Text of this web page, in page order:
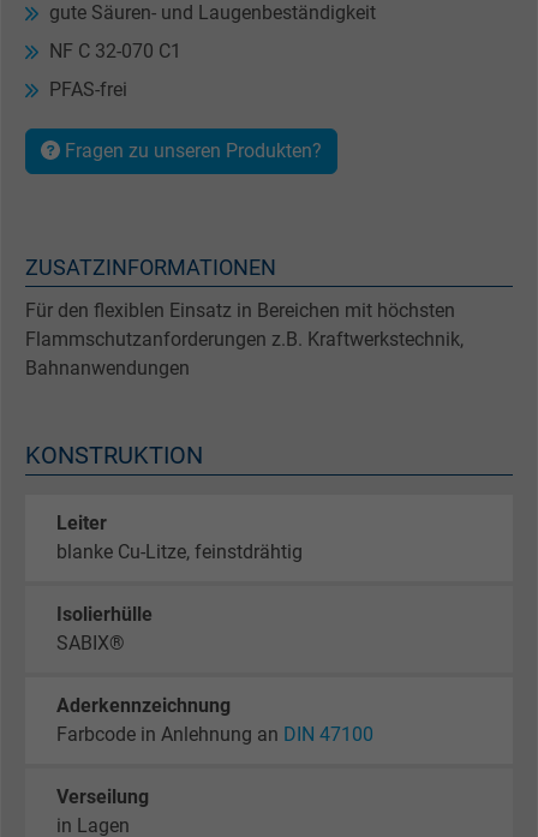
gute Säuren- und Laugenbeständigkeit
NF C 32-070 C1
PFAS-frei
Fragen zu unseren Produkten?
ZUSATZINFORMATIONEN
Für den flexiblen Einsatz in Bereichen mit höchsten
Flammschutzanforderungen z.B. Kraftwerkstechnik,
Bahnanwendungen
KONSTRUKTION
Leiter
blanke Cu-Litze, feinstdrähtig
Isolierhülle
SABIX®
Aderkennzeichnung
Farbcode in Anlehnung an DIN 47100
Verseilung
in Lagen